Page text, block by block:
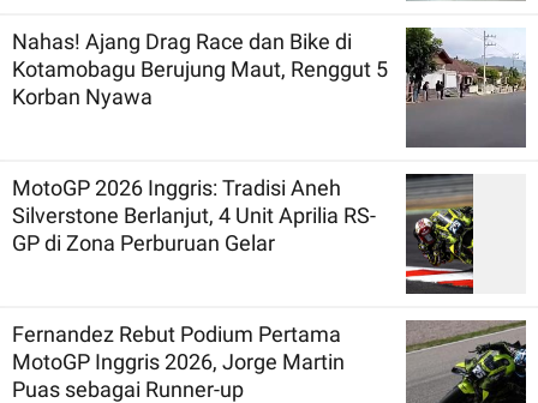
Nahas! Ajang Drag Race dan Bike di
Kotamobagu Berujung Maut, Renggut 5
Korban Nyawa
MotoGP 2026 Inggris: Tradisi Aneh
Silverstone Berlanjut, 4 Unit Aprilia RS-
GP di Zona Perburuan Gelar
Fernandez Rebut Podium Pertama
MotoGP Inggris 2026, Jorge Martin
Puas sebagai Runner-up